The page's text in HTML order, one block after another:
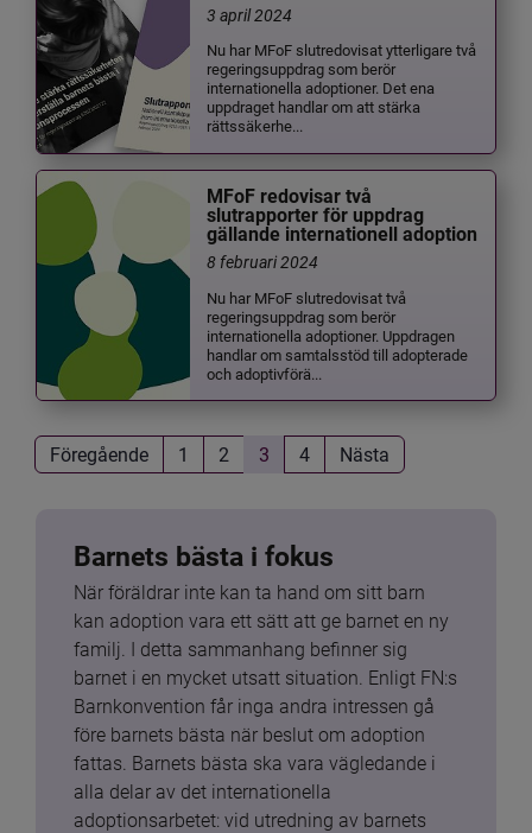
3 april 2024
Nu har MFoF slutredovisat ytterligare två
regeringsuppdrag som berör
internationella adoptioner. Det ena
uppdraget handlar om att stärka
rättssäkerhe...
MFoF redovisar två
slutrapporter för uppdrag
gällande internationell adoption
8 februari 2024
Nu har MFoF slutredovisat två
regeringsuppdrag som berör
internationella adoptioner. Uppdragen
handlar om samtalsstöd till adopterade
och adoptivförä...
Föregående 1 2 3 4 Nästa
Barnets bästa i fokus
När föräldrar inte kan ta hand om sitt barn
kan adoption vara ett sätt att ge barnet en ny
familj. I detta sammanhang befinner sig
barnet i en mycket utsatt situation. Enligt FN:s
Barnkonvention får inga andra intressen gå
före barnets bästa när beslut om adoption
fattas. Barnets bästa ska vara vägledande i
alla delar av det internationella
adoptionsarbetet: vid utredning av barnets